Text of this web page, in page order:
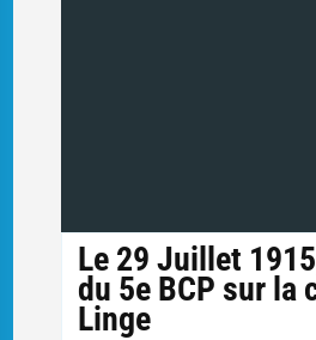
Le 29 Juillet
du 5e BCP sur la
Linge